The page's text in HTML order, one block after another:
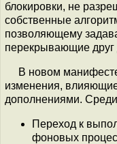
блокировки, не
собственные
позволяющему
перекрывающие друг
В новом
изменения,
дополнениями.
Переход к
фоновых